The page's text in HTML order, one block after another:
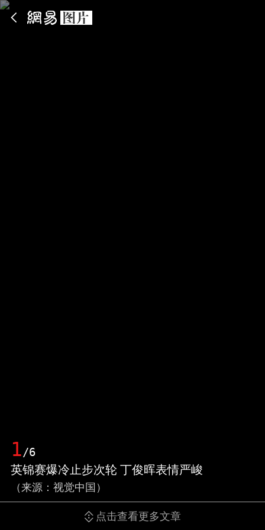
1/6
英锦赛爆冷止步次轮 丁俊晖表情严峻
（来源：视觉中国）
点击查看更多文章
App内打开